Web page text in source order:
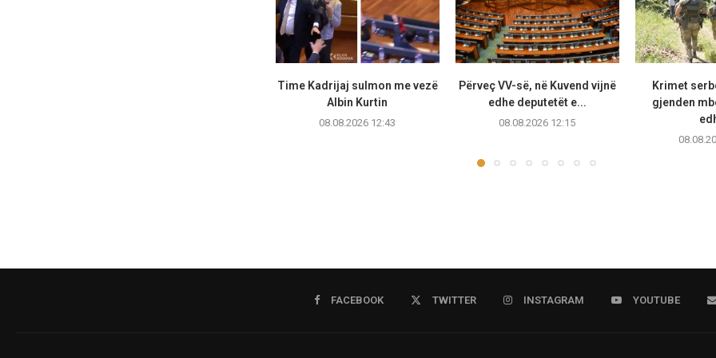
Time Kadrijaj sulmon me vezë
Albin Kurtin
08.08.2026 12:43
Përveç VV-së, në Kuvend vijnë
edhe deputetët e...
08.08.2026 12:15
Krimet
gjenden
FACEBOOK TWITTER INSTAGRAM YOUTUBE